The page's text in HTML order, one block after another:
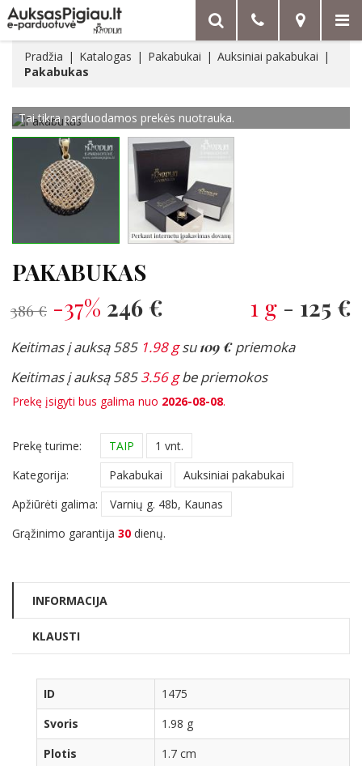
Pradžia Katalogas Pakabukai
Auksiniai pakabukai
Pakabukas
Tai tikra parduodamos prekės nuotrauka.
PAKABUKAS
386 € -37% 246 € 1 g - 125 €
Keitimas į auksą 585 1.98 gsu109 €priemoka
Keitimas į auksą 5853.56 gbe priemokos
Prekę įsigyti bus galima nuo 2026-08-08.
Prekę turime: TAIP
1 vnt.
Kategorija:
Pakabukai
Auksiniai pakabukai
Apžiūrėti galima:
Varnių g. 48b, Kaunas
Grąžinimo garantija 30 dienų.
INFORMACIJA
KLAUSTI
ID
1475
Svoris
1.98 g
Plotis
1.7 cm